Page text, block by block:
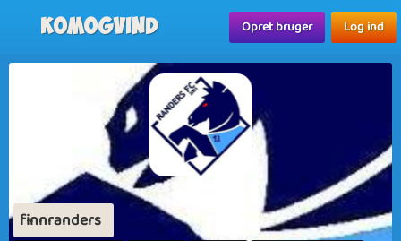
Komogvind Opret bruger Log ind
finnranders